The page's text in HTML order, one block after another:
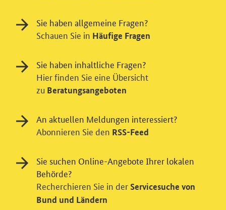
Einwilligung in Tracking und / oder
Videodienst
Wir bitten Sie an dieser Stelle um Ihre Einwilligung für
verschiedene Zusatzdienste unserer Webseite: Wir
Sie haben allgemeine Fragen?
Schauen Sie in Häufige Fragen
Sie haben inhaltliche Fragen?
Hier finden Sie eine Übersicht
zu Beratungsangeboten
An aktuellen Meldungen interessiert?
Abonnieren Sie den RSS-Feed
Sie suchen Online-Angebote Ihrer lokalen
Behörde?
Recherchieren Sie in der Servicesuche von
Bund und Ländern